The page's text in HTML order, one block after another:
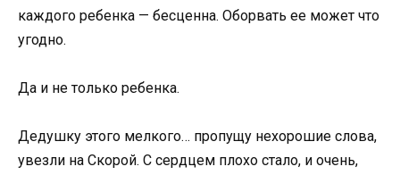
каждого ребенка — бесценна. Оборвать ее может что
угодно.
Да и не только ребенка.
Дедушку этого мелкого… пропущу нехорошие слова,
увезли на Cкорой. С сердцем плохо стало, и очень,